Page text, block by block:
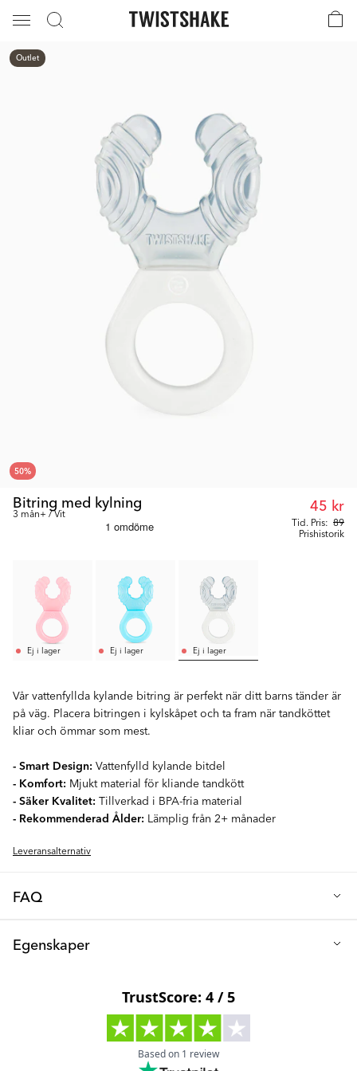
Outlet
50%
Bitring med kylning
3 mån+ / Vit
Tid. Pris: 89
45 kr
Prishistorik
Ej i lager Ej i lager Ej i lager
Vår vattenfyllda kylande bitring är perfekt när ditt barns tänder är
på väg. Placera bitringen i kylskåpet och ta fram när tandköttet
kliar och ömmar som mest.
- Smart Design: Vattenfylld kylande bitdel
- Komfort: Mjukt material för kliande tandkött
- Säker Kvalitet: Tillverkad i BPA-fria material
- Rekommenderad Ålder: Lämplig från 2+ månader
Leveransalternativ
FAQ
Absolut, de är BPA-fria – en säker och trygg produkt för dig och
Q: Kan jag sterilisera bitleksaken?
Sterilisera endast bitleksaken för hand. Koka inte, använd inte
diskmaskin eller steriliseringsmaskin.
Egenskaper
Ålder: 2+ månader
Tål att kylas i kylskåp: Ja